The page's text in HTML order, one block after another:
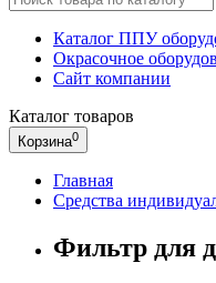
Каталог ППУ
Окрасочное
Сайт компании
Каталог товаров
Корзина0
Главная
Средства
Фильтр для